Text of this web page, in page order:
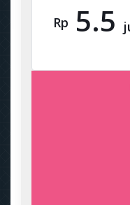
Rp 5.5